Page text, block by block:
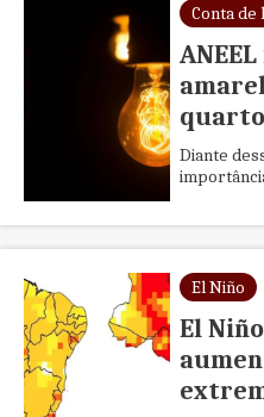
Conta de
Diante
El Niño
El